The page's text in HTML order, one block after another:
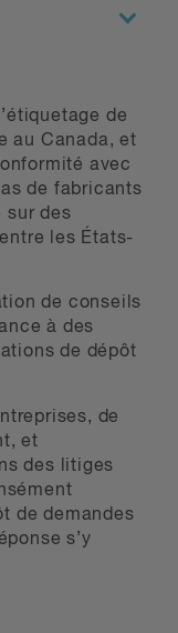
de
au Canada, et
avec
de fabricants
sur des
les États-
de conseils
à des
de dépôt
de
et
des litiges
de demandes
s’y